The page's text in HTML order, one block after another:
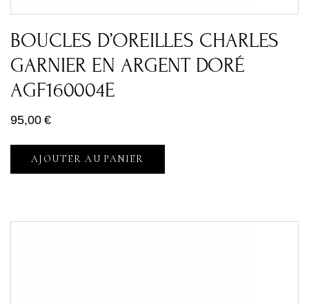
BOUCLES D’OREILLES CHARLES
GARNIER EN ARGENT DORÉ
AGF160004E
95,00€
AJOUTER AU PANIER